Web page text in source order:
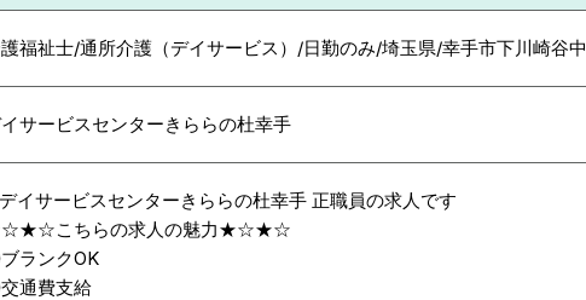
福祉士/通所介護（デイサービス）/日勤のみ/埼玉県/幸手市下川崎谷中
サービスセンターきららの杜幸手
イサービスセンターきららの杜幸手 正職員の求人です
こちらの求人の魅力★☆★☆
ランクOK
通費支給